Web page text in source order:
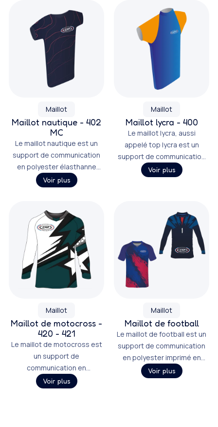
Maillot
Maillot nautique - 402
MC
Le maillot nautique est un
support de communication
en polyester élasthanne
imprimé en sublimation ou
en numérique.
Voir plus
Maillot
Maillot lycra - 400
Le maillot lycra, aussi
appelé top lycra est un
support de communication
en polyester élasthanne.
Voir plus
Maillot
Maillot de motocross -
420 - 421
Le maillot de motocross est
un support de
communication en
polyester imprimé en
sublimation ou en
Voir plus
Maillot
Maillot de football
Le maillot de football est un
support de communication
en polyester imprimé en
sublimation ou en
numérique.
Voir plus